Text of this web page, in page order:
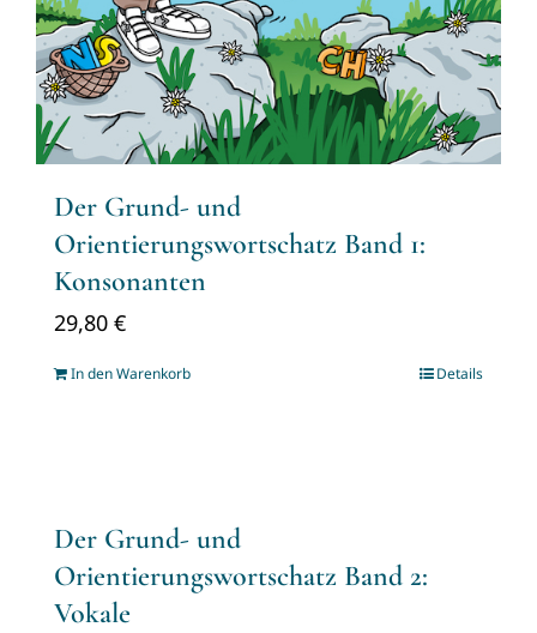
Der Grund- und
Orientierungswortschatz Band 1:
Konsonanten
29,80 €
In den Warenkorb Details
Der Grund- und
Orientierungswortschatz Band 2:
Vokale